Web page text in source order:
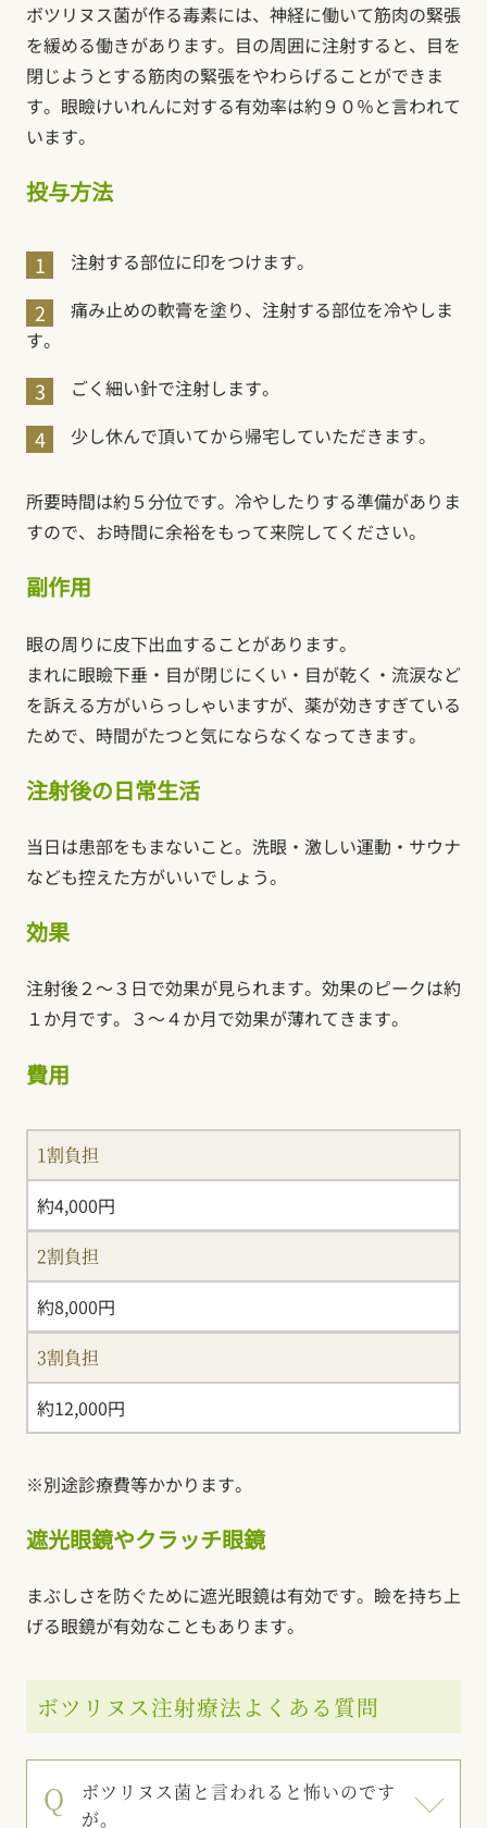
ボツリヌス菌が作る毒素には、神経に働いて筋肉の緊張
を緩める働きがあります。目の周囲に注射すると、目を
閉じようとする筋肉の緊張をやわらげることができま
す。眼瞼けいれんに対する有効率は約９０％と言われて
います。
投与方法
注射する部位に印をつけます。
痛み止めの軟膏を塗り、注射する部位を冷やしま
す。
ごく細い針で注射します。
少し休んで頂いてから帰宅していただきます。
所要時間は約５分位です。冷やしたりする準備がありま
すので、お時間に余裕をもって来院してください。
副作用
眼の周りに皮下出血することがあります。
まれに眼瞼下垂・目が閉じにくい・目が乾く・流涙など
を訴える方がいらっしゃいますが、薬が効きすぎている
ためで、時間がたつと気にならなくなってきます。
注射後の日常生活
当日は患部をもまないこと。洗眼・激しい運動・サウナ
なども控えた方がいいでしょう。
効果
注射後２～３日で効果が見られます。効果のピークは約
１か月です。３～４か月で効果が薄れてきます。
費用
1割負担
約4,000円
2割負担
約8,000円
3割負担
約12,000円
※別途診療費等かかります。
遮光眼鏡やクラッチ眼鏡
まぶしさを防ぐために遮光眼鏡は有効です。瞼を持ち上
げる眼鏡が有効なこともあります。
ボツリヌス注射療法よくある質問
ボツリヌス菌と言われると怖いのです
が。